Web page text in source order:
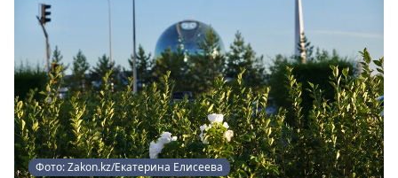
Фото: Zakon.kz/Екатерина Елисеева